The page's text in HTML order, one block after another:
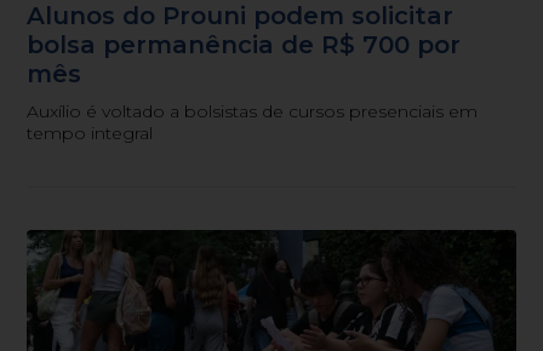
Alunos do Prouni podem solicitar
bolsa permanência de R$ 700 por
mês
Auxílio é voltado a bolsistas de cursos presenciais em
tempo integral